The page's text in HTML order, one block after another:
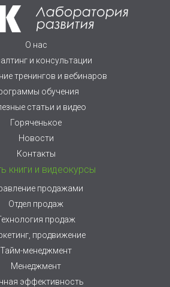
О нас
и консультации
тренингов и вебинаров
обучения
статьи и видео
Горяченькое
Новости
Контакты
книги и видеокурсы
продажами
Отдел продаж
продаж
продвижение
Тайм-менеджмент
Менеджмент
эффективность